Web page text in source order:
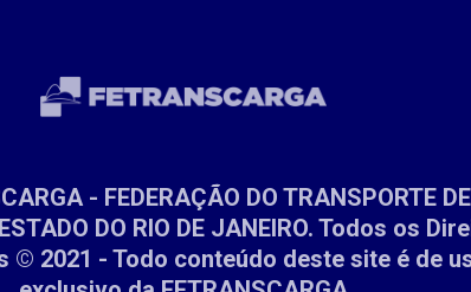
- FEDERAÇÃO DO TRANSPORTE DE
DO RIO DE JANEIRO. Todos os
© 2021 - Todo conteúdo deste site é de